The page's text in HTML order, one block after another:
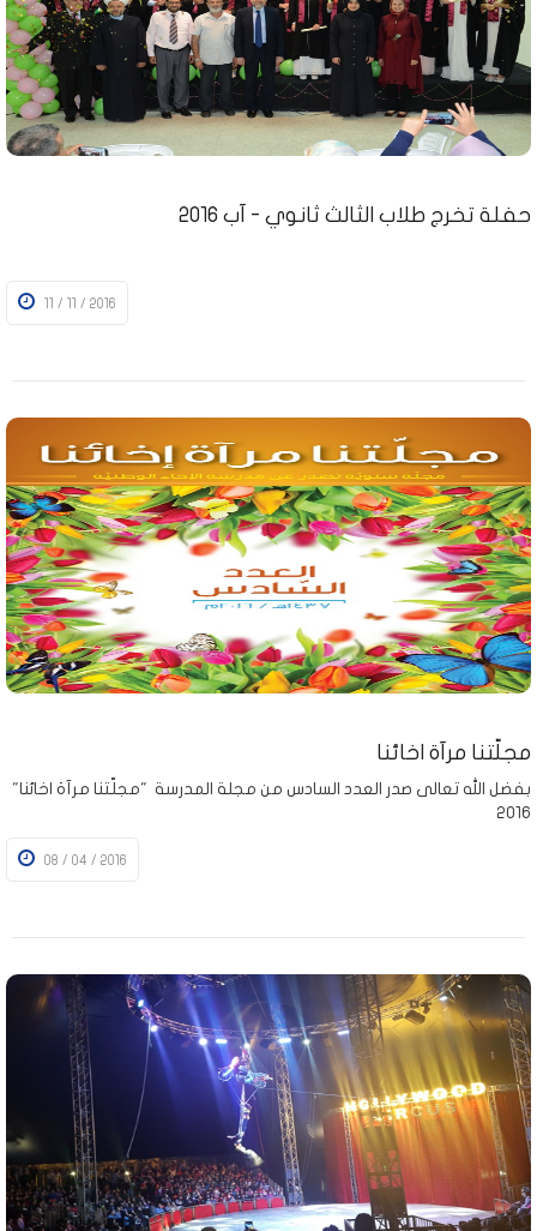
حفلة تخرج طلاب الثالث ثانوي - آب 2016
11 / 11 / 2016
مجلّتنا مرآة اخائنا
بفضل الله تعالى صدر العدد السادس من مجلة المدرسة "مجلّتنا مرآة اخائنا"
2016
08 / 04 / 2016